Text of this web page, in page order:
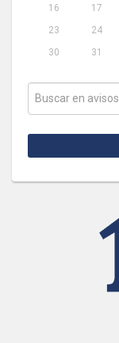
16
17
23
24
30
31